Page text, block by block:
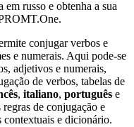
em russo e obtenha a sua
conjugar verbos e
e numerais. Aqui pode-se
adjetivos e numerais,
de verbos, tabelas de
, italiano, português e
de conjugação e
contextuais e dicionário.